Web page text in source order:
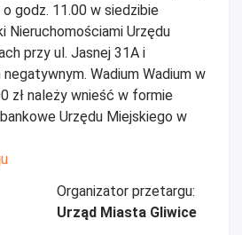
godz. 11.00 w siedzibie
Nieruchomościami Urzędu
przy ul. Jasnej 31A i
Wadium Wadium w
zł należy wnieść w formie
Urzędu Miejskiego w
Organizator przetargu:
Urząd Miasta Gliwice